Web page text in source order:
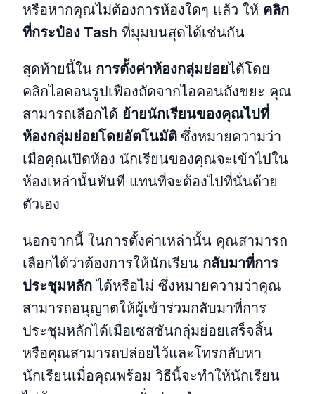
หรือหากคุณไม่ต้องการห้องใดๆ แล้ว ให้ คลิก
ที่กระป๋อง Tash ที่มุมบนสุดได้เช่นกัน
สุดท้ายนี้ใน การตั้งค่าห้องกลุ่มย่อยได้โดย
คลิกไอคอนรูปเฟืองถัดจากไอคอนถังขยะ คุณ
สามารถเลือกได้ ย้ายนักเรียนของคุณไปที่
ห้องกลุ่มย่อยโดยอัตโนมัติ ซึ่งหมายความว่า
เมื่อคุณเปิดห้อง นักเรียนของคุณจะเข้าไปใน
ห้องเหล่านั้นทันที แทนที่จะต้องไปที่นั่นด้วย
ตัวเอง
นอกจากนี้ ในการตั้งค่าเหล่านั้น คุณสามารถ
เลือกได้ว่าต้องการให้นักเรียน กลับมาที่การ
ประชุมหลัก ได้หรือไม่ ซึ่งหมายความว่าคุณ
สามารถอนุญาตให้ผู้เข้าร่วมกลับมาที่การ
ประชุมหลักได้เมื่อเซสชันกลุ่มย่อยเสร็จสิ้น
หรือคุณสามารถปล่อยไว้และโทรกลับหา
นักเรียนเมื่อคุณพร้อม วิธีนี้จะทำให้นักเรียน